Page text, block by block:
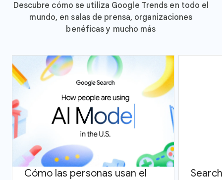
Descubre cómo se utiliza Google Trends en todo el
mundo, en salas de prensa, organizaciones
benéficas y mucho más
Cómo las personas usan el